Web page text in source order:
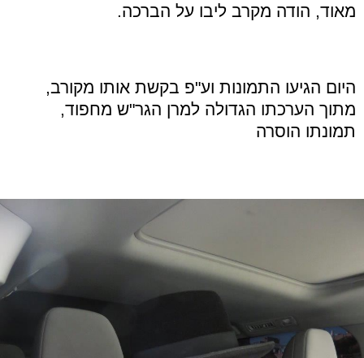
מאוד, הודה מקרב ליבו על הברכה.
היום הגיעו התמונות וע"פ בקשת אותו מקורב,
מתוך הערכתו הגדולה למרן הגר"ש מחפוד,
תמונתו הוסרה